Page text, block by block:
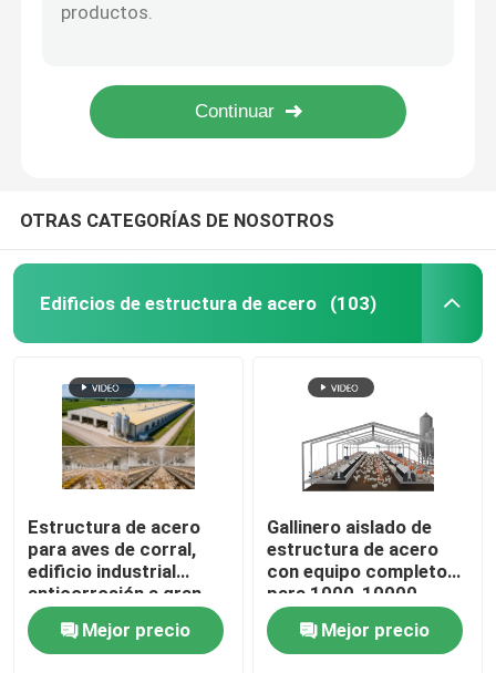
Warehouse de acero prefabricado
materiales de construcción metálicos
OTRAS CATEGORÍAS DE NOSOTROS
Edificios de estructura de acero (103)
Estructura de acero
para aves de corral,
edificio industrial
anticorrosión a gran
escala para granja
avícola, para 200000
pollos de engorde
Mejor precio
Gallinero aislado de
estructura de acero
con equipo completo
para 1000-10000
pollos
Mejor precio